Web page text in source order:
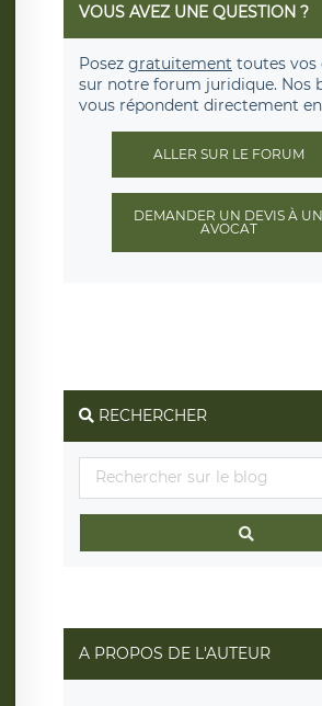
VOUS AVEZ UNE QUESTION ?
Posez gratuitement toutes vos
sur notre forum juridique. Nos
vous répondent directement
ALLER SUR LE FORUM
DEMANDER UN DEVIS À UN
AVOCAT
RECHERCHER
A PROPOS DE L'AUTEUR